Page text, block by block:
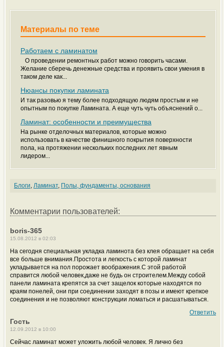
Материалы по теме
Работаем с ламинатом
О проведении ремонтных работ можно говорить часами.
Желание сберечь денежные средства и проявить свои умения в
таком деле как...
Нюансы покупки ламината
И так разовью я тему более подходящую людям простым и не
опытным по покупке Ламината. А еще чуть чуть объяснений о...
Ламинат: особенности и преимущества
На рынке отделочных материалов, которые можно
использовать в качестве финишного покрытия поверхности
пола, на протяжении нескольких последних лет явным
лидером...
Блоги, Ламинат, Полы, фундаменты, основания
Комментарии пользователей:
boris-365
15.08.2012 в 02:03
На сегодня специальная укладка ламинота без клея обращает на себя
все больше внимания.Простота и легкость с которой ламинат
укладывается на пол порожает воображения.С этой работой
справится любой человек,даже не будь он строителем.Между собой
панели ламината крепятся за счет защелок которые находятся по
краям понелей, они при соединении заходят в позы и имеют крепкое
соединения и не позволяют конструкции ломаться и расшатываться.
Ответить
Гость
12.09.2012 в 10:00
Сейчас ламинат может уложить любой человек. Я лично без